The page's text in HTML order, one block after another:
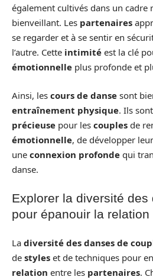
également cultivés dans un cadre
bienveillant. Les partenaires
se regarder et à se sentir en
l’autre. Cette intimité est la clé
émotionnelle plus profonde et
Ainsi, les cours de danse sont
entraînement physique. Ils
précieuse pour les couples de
émotionnelle, de développer leur
une connexion profonde qui
danse.
Explorer la diversité
pour épanouir la relation
La diversité des danses de
de styles et de techniques pour
relation entre les partenaires.